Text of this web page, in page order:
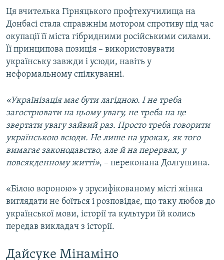
Ця вчителька Гірняцького профтехучилища на
Донбасі стала справжнім мотором спротиву під час
окупації її міста гібридними російськими силами.
Її принципова позиція – використовувати
українську завжди і усюди, навіть у
неформальному спілкуванні.
«Українізація має бути лагідною. І не треба
загострювати на цьому увагу, не треба на це
звертати увагу зайвий раз. Просто треба говорити
українською всюди. Не лише на уроках, як того
вимагає законодавство, але й на перервах, у
повсякденному житті», – переконана Долгушина.
«Білою вороною» у зрусифікованому місті жінка
виглядати не боїться і розповідає, що таку любов до
української мови, історії та культури їй колись
передав викладач з історії.
Дайсуке Мінаміно